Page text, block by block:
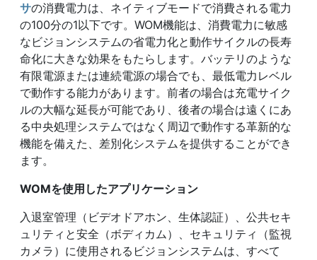
サの消費電力は、ネイティブモードで消費される電力
の100分の1以下です。WOM機能は、消費電力に敏感
なビジョンシステムの省電力化と動作サイクルの長寿
命化に大きな効果をもたらします。バッテリのような
有限電源または連続電源の場合でも、最低電力レベル
で動作する能力があります。前者の場合は充電サイク
ルの大幅な延長が可能であり、後者の場合は遠くにあ
る中央処理システムではなく周辺で動作する革新的な
機能を備えた、差別化システムを提供することができ
ます。
WOMを使用したアプリケーション
入退室管理（ビデオドアホン、生体認証）、公共セキ
ュリティと安全（ボディカム）、セキュリティ（監視
カメラ）に使用されるビジョンシステムは、すべて